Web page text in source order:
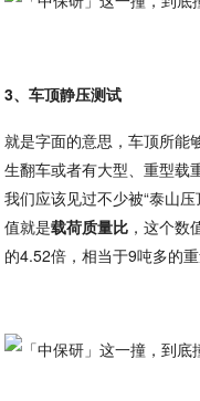
3、车顶静压测试
就是字面的意思，车顶所能
生翻车或者有大型、重型载
我们应该见过不少被“泰山
值就是载荷质量比 ，这个
的4.52倍，相当于9吨多的重